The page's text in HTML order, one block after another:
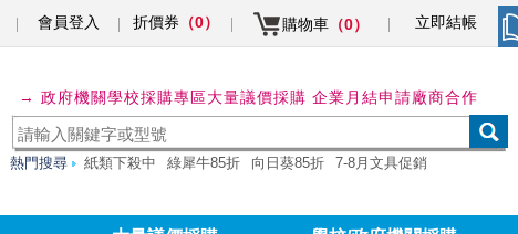
會員登入 折價券 （0） 購物車 （0） 立即結帳
→ 政府機關學校採購專區大量議價採購 企業月結申請廠商合作
熱門搜尋 紙類下殺中 綠犀牛85折 向日葵85折 7-8月文具促銷